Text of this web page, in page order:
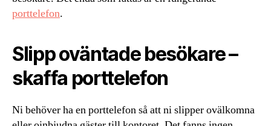
porttelefon.
Slipp oväntade besökare –
skaffa porttelefon
Ni behöver ha en porttelefon så att ni slipper ovälkomna